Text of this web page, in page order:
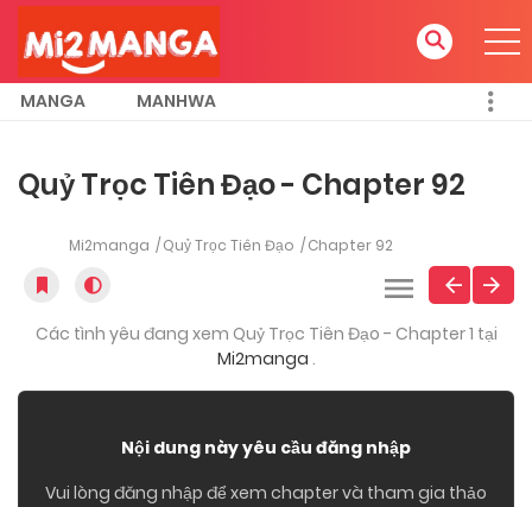
MANGA MANHWA
Quỷ Trọc Tiên Đạo - Chapter 92
Mi2manga Quỷ Trọc Tiên Đạo Chapter 92
Các tình yêu đang xem Quỷ Trọc Tiên Đạo - Chapter 1 tại
Mi2manga .
Nội dung này yêu cầu đăng nhập
Vui lòng đăng nhập để xem chapter và tham gia thảo